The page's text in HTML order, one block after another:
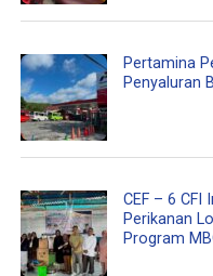
Pertamina
Penyaluran
CEF – 6 CFI
Perikanan
Program